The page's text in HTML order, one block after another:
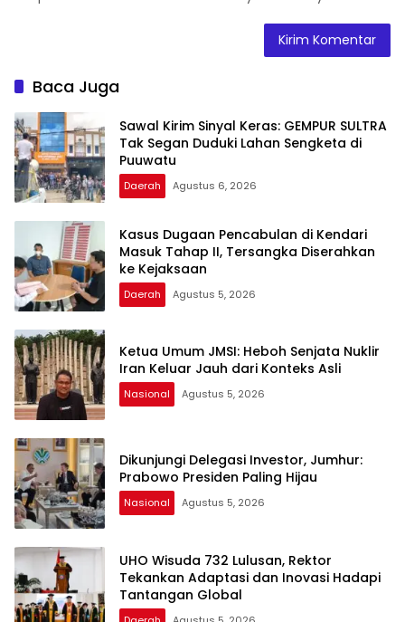
Baca Juga
Sawal Kirim Sinyal Keras: GEMPUR SULTRA
Tak Segan Duduki Lahan Sengketa di
Puuwatu
Daerah Agustus 6, 2026
Kasus Dugaan Pencabulan di Kendari
Masuk Tahap II, Tersangka Diserahkan
ke Kejaksaan
Daerah Agustus 5, 2026
Ketua Umum JMSI: Heboh Senjata Nuklir
Iran Keluar Jauh dari Konteks Asli
Nasional Agustus 5, 2026
Dikunjungi Delegasi Investor, Jumhur:
Prabowo Presiden Paling Hijau
Nasional Agustus 5, 2026
UHO Wisuda 732 Lulusan, Rektor
Tekankan Adaptasi dan Inovasi Hadapi
Tantangan Global